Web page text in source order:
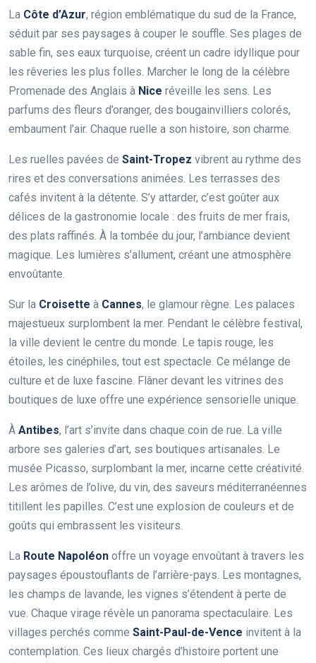
La Côte d’Azur, région emblématique du sud de la France,
séduit par ses paysages à couper le souffle. Ses plages de
sable fin, ses eaux turquoise, créent un cadre idyllique pour
les rêveries les plus folles. Marcher le long de la célèbre
Promenade des Anglais à Nice réveille les sens. Les
parfums des fleurs d’oranger, des bougainvilliers colorés,
embaument l’air. Chaque ruelle a son histoire, son charme.
Les ruelles pavées de Saint-Tropez vibrent au rythme des
rires et des conversations animées. Les terrasses des
cafés invitent à la détente. S’y attarder, c’est goûter aux
délices de la gastronomie locale : des fruits de mer frais,
des plats raffinés. À la tombée du jour, l’ambiance devient
magique. Les lumières s’allument, créant une atmosphère
envoûtante.
Sur la Croisette à Cannes, le glamour règne. Les palaces
majestueux surplombent la mer. Pendant le célèbre festival,
la ville devient le centre du monde. Le tapis rouge, les
étoiles, les cinéphiles, tout est spectacle. Ce mélange de
culture et de luxe fascine. Flâner devant les vitrines des
boutiques de luxe offre une expérience sensorielle unique.
À Antibes, l’art s’invite dans chaque coin de rue. La ville
arbore ses galeries d’art, ses boutiques artisanales. Le
musée Picasso, surplombant la mer, incarne cette créativité.
Les arômes de l’olive, du vin, des saveurs méditerranéennes
titillent les papilles. C’est une explosion de couleurs et de
goûts qui embrassent les visiteurs.
La Route Napoléon offre un voyage envoûtant à travers les
paysages époustouflants de l’arrière-pays. Les montagnes,
les champs de lavande, les vignes s’étendent à perte de
vue. Chaque virage révèle un panorama spectaculaire. Les
villages perchés comme Saint-Paul-de-Vence invitent à la
contemplation. Ces lieux chargés d’histoire portent une